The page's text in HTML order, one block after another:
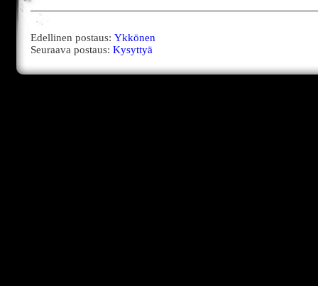
Edellinen postaus: Ykkönen
Seuraava postaus: Kysyttyä